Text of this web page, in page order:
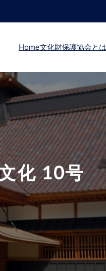
Home文化財保護協会とは
化 10号